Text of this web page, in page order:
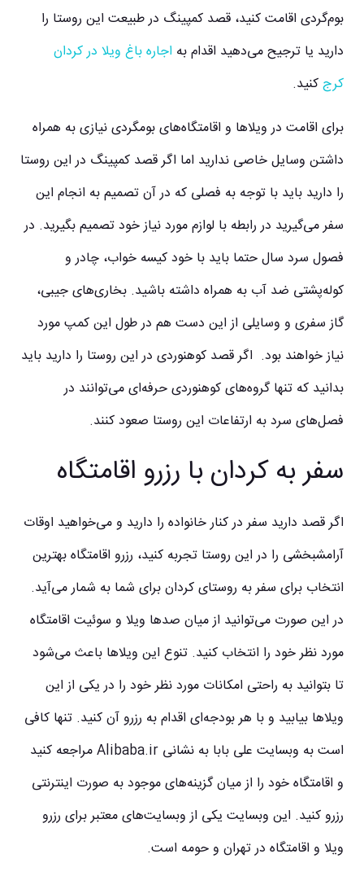
بوم‌گردی اقامت کنید، قصد کمپینگ در طبیعت این روستا را
دارید یا ترجیح می‌دهید اقدام به اجاره باغ ویلا در کردان
کرجکنید.
برای اقامت در ویلاها و اقامتگاه‌های بومگردی نیازی به همراه
داشتن وسایل خاصی ندارید اما اگر قصد کمپینگ در این روستا
را دارید باید با توجه به فصلی که در آن تصمیم به انجام این
سفر می‌گیرید در رابطه با لوازم مورد نیاز خود تصمیم بگیرید. در
فصول سرد سال حتما باید با خود کیسه خواب، چادر و
کوله‌پشتی ضد آب به همراه داشته باشید. بخاری‌های جیبی،
گاز سفری و وسایلی از این دست هم در طول این کمپ مورد
نیاز خواهند بود. اگر قصد کوهنوردی در این روستا را دارید باید
بدانید که تنها گروه‌های کوهنوردی حرفه‌ای می‌توانند در
فصل‌های سرد به ارتفاعات این روستا صعود کنند.
سفر به کردان با رزرو اقامتگاه
اگر قصد دارید سفر در کنار خانواده را دارید و می‌خواهید اوقات
آرامشبخشی را در این روستا تجربه کنید، رزرو اقامتگاه بهترین
انتخاب برای سفر به روستای کردان برای شما به شمار می‌آید.
در این صورت می‌توانید از میان صدها ویلا و سوئیت اقامتگاه
مورد نظر خود را انتخاب کنید. تنوع این ویلاها باعث می‌شود
تا بتوانید به راحتی امکانات مورد نظر خود را در یکی از این
ویلاها بیابید و با هر بودجه‌ای اقدام به رزرو آن کنید. تنها کافی
است به وبسایت علی بابا به نشانی Alibaba.ir مراجعه کنید
و اقامتگاه خود را از میان گزینه‌های موجود به صورت اینترنتی
رزرو کنید. این وبسایت یکی از وبسایت‌های معتبر برای رزرو
ویلا و اقامتگاه در تهران و حومه است.